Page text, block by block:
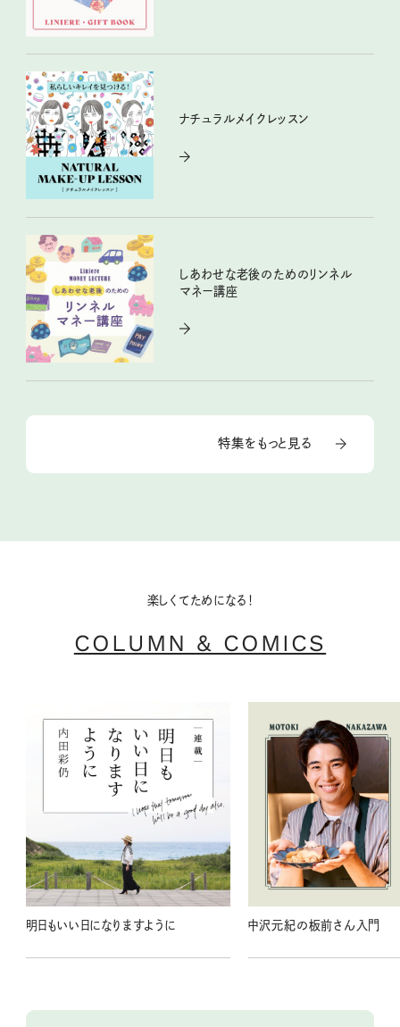
ナチュラルメイクレッスン
しあわせな老後のためのリンネル
マネー講座
特集をもっと見る
楽しくてためになる！
COLUMN & COMICS
明日もいい日になりますように 中沢元紀の板前さん入門